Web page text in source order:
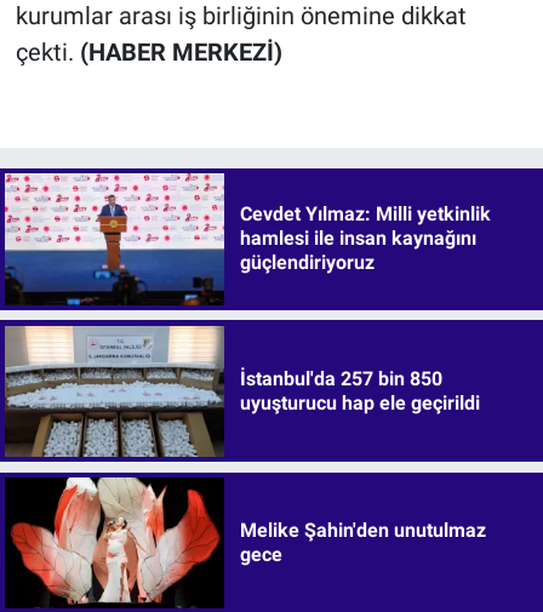
kurumlar arası iş birliğinin önemine dikkat
çekti. (HABER MERKEZİ)
Cevdet Yılmaz: Milli yetkinlik
hamlesi ile insan kaynağını
güçlendiriyoruz
İstanbul'da 257 bin 850
uyuşturucu hap ele geçirildi
Melike Şahin'den unutulmaz
gece